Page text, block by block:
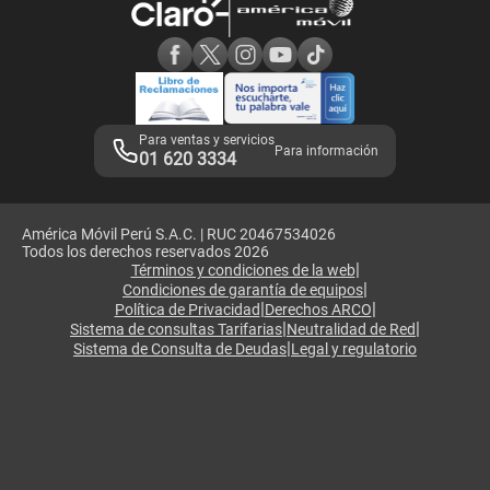
Adquirientes iPhone 6, 6S y SE
Mensaje de Seguridad
Términos y Condiciones de Tienda Claro
Libro de Reclamaciones
Legales de marketplace
Para ventas y servicios
01 620 3334 Para información
América Móvil Perú S.A.C. | RUC 20467534026
Todos los derechos reservados 2026
Términos y condiciones de la web|
Condiciones de garantía de equipos|
Política de Privacidad|Derechos ARCO|
Sistema de consultas Tarifarias|Neutralidad de Red|
Sistema de Consulta de Deudas|Legal y regulatorio